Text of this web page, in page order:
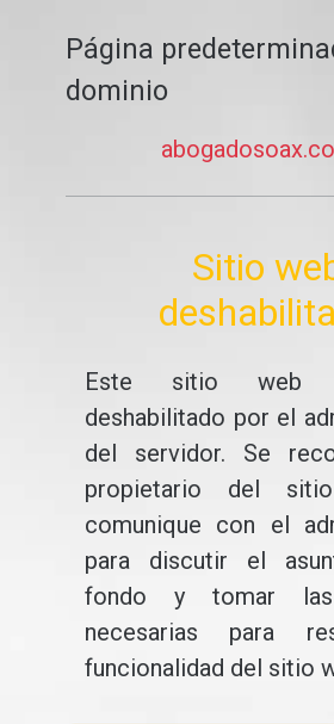
Página
dominio
Sitio
Este sitio web
deshabilitado por el
del servidor. Se
propietario del
comunique con el
para discutir el
fondo y tomar las
necesarias para
funcionalidad del sitio